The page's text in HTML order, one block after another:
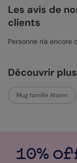
reconnaissance. Un
détente à celui ou
quotidien. Ce
Les avis de
clients
Personne n'a encore
Découvrir
Mug famille Atsem
10%